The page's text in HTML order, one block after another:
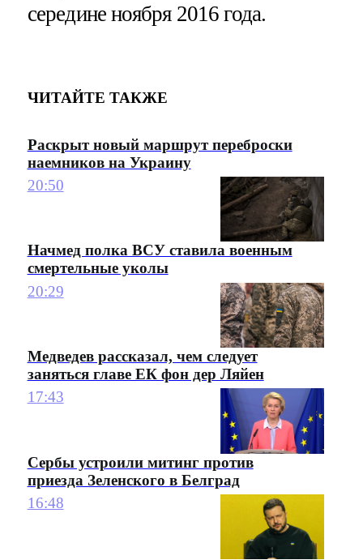
середине ноября 2016 года.
ЧИТАЙТЕ ТАКЖЕ
Раскрыт новый маршрут переброски
наемников на Украину
20:50
Начмед полка ВСУ ставила военным
смертельные уколы
20:29
Медведев рассказал, чем следует
заняться главе ЕК фон дер Ляйен
17:43
Сербы устроили митинг против
приезда Зеленского в Белград
16:48